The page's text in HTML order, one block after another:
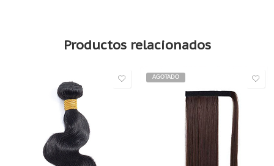
Productos relacionados
AGOTADO